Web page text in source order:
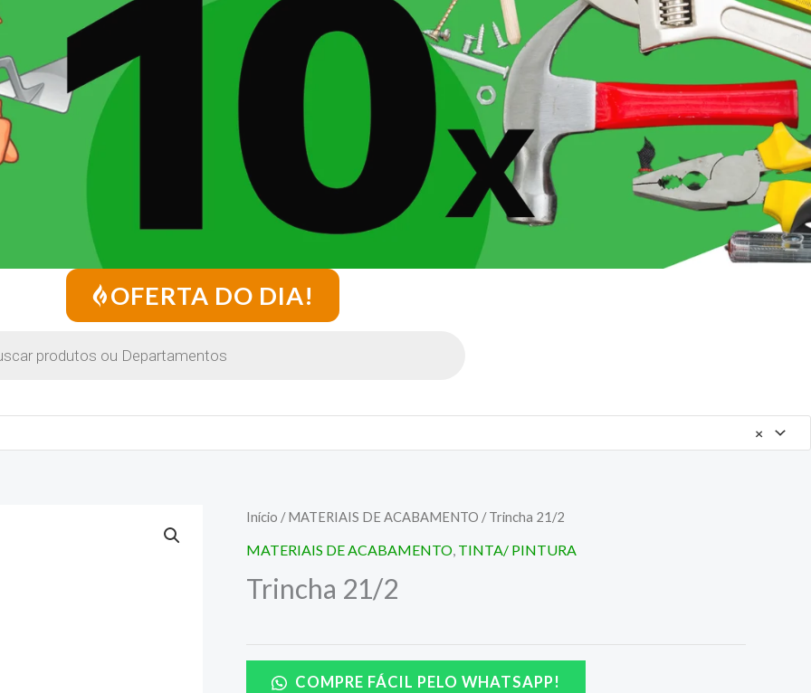
OFERTA DO DIA!
×
Início /MATERIAIS DE ACABAMENTO / Trincha 21/2
MATERIAIS DE ACABAMENTO, TINTA/ PINTURA
Trincha 21/2
COMPRE FÁCIL PELO WHATSAPP!